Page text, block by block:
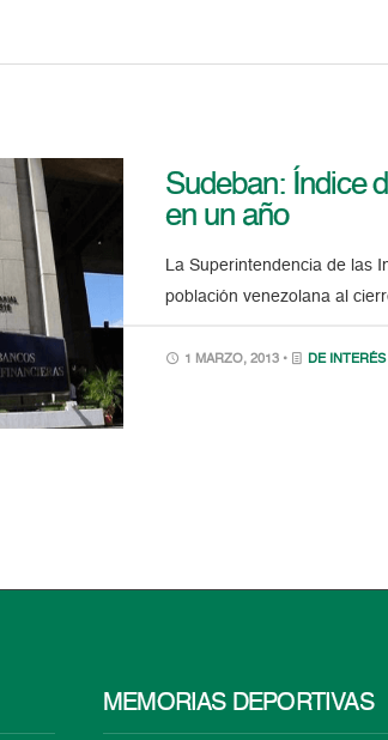
Sudeban: Índice
en un año
La Superintendencia de las
población venezolana al
1 MARZO, 2013 • DE INTERÉS
MEMORIAS DEPORTIVAS